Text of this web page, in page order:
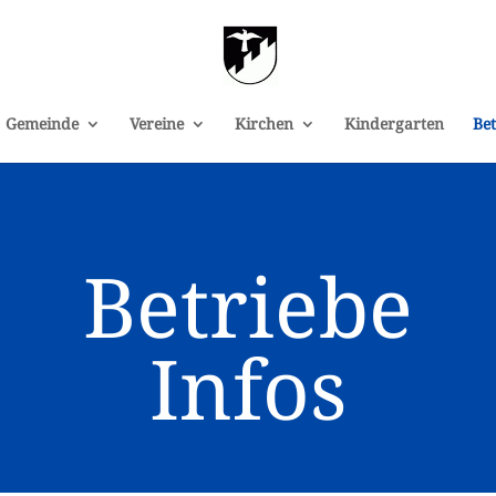
Gemeinde Vereine Kirchen Kindergarten
Betriebe
Infos